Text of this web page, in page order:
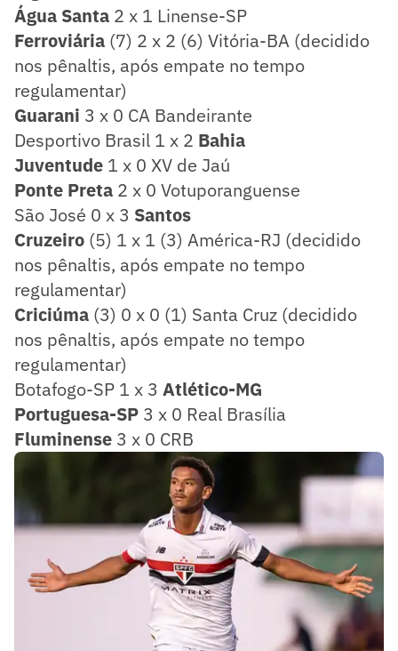
Água Santa 2 x 1 Linense-SP
Ferroviária (7) 2 x 2 (6) Vitória-BA (decidido
nos pênaltis, após empate no tempo
regulamentar)
Guarani 3 x 0 CA Bandeirante
Desportivo Brasil 1 x 2 Bahia
Juventude 1 x 0 XV de Jaú
Ponte Preta 2 x 0 Votuporanguense
São José 0 x 3 Santos
Cruzeiro (5) 1 x 1 (3) América-RJ (decidido
nos pênaltis, após empate no tempo
regulamentar)
Criciúma (3) 0 x 0 (1) Santa Cruz (decidido
nos pênaltis, após empate no tempo
regulamentar)
Botafogo-SP 1 x 3 Atlético-MG
Portuguesa-SP 3 x 0 Real Brasília
Fluminense 3 x 0 CRB